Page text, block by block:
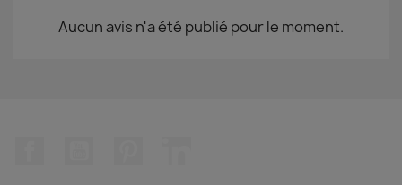
Aucun avis n'a été publié pour le moment.